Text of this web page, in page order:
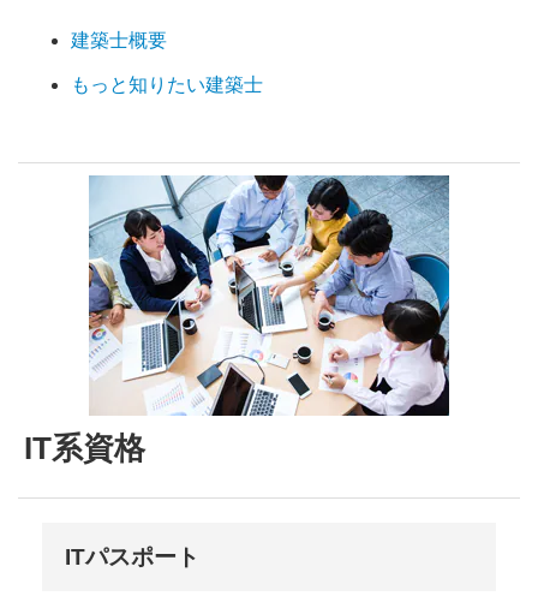
建築士概要
もっと知りたい建築士
IT系資格
ITパスポート